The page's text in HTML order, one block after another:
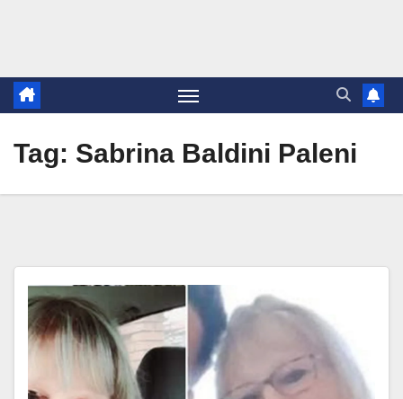
Tag: Sabrina Baldini Paleni